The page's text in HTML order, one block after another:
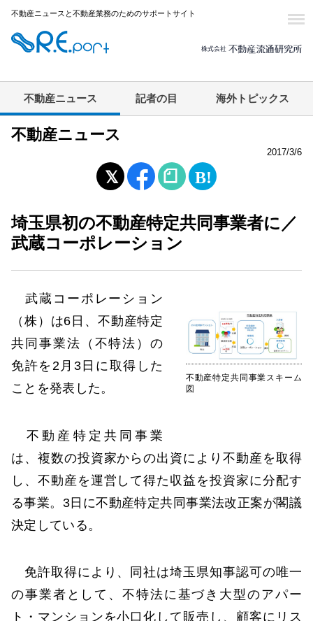
不動産ニュースと不動産業務のためのサポートサイト
不動産ニュース 記者の目 海外トピックス
不動産ニュース
2017/3/6
埼玉県初の不動産特定共同事業者に／
武蔵コーポレーション
不動産特定共同事業スキーム
図
武蔵コーポレーション
（株）は6日、不動産特定
共同事業法（不特法）の
免許を2月3日に取得した
ことを発表した。
不動産特定共同事業
は、複数の投資家からの出資により不動産を取得
し、不動産を運営して得た収益を投資家に分配す
る事業。3日に不動産特定共同事業法改正案が閣議
決定している。
免許取得により、同社は埼玉県知事認可の唯一
の事業者として、不特法に基づき大型のアパー
ト・マンションを小口化して販売し、顧客にリス